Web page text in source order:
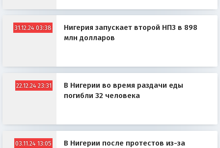
31.12.24 03:38
Нигерия запускает второй НПЗ в 898
млн долларов
22.12.24 23:31
В Нигерии во время раздачи еды
погибли 32 человека
03.11.24 13:05
В Нигерии после протестов из-за